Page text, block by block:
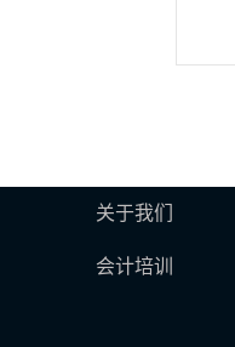
关于我们
会计培训